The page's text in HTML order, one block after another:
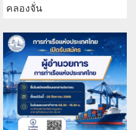
คลองจั่น